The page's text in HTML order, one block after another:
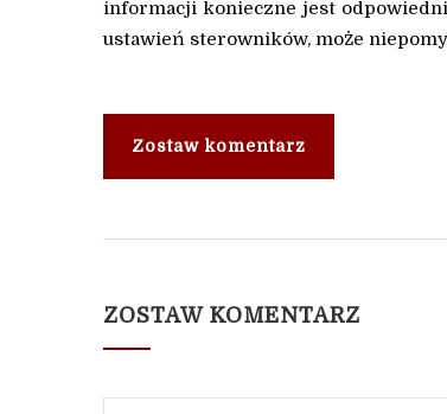
informacji konieczne jest
ustawień sterowników, może
Zostaw komentarz
ZOSTAW KOMENTARZ